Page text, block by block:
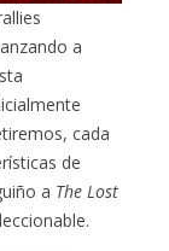
a
cada
de
a The Lost